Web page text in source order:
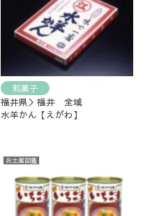
和菓子
福井県＞福井 全域
水羊かん【えがわ】
お土産図鑑